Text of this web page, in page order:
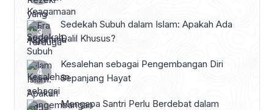
Sedekah Subuh dalam Islam: Apakah Ada
Dalil Khusus?
Kesalehan sebagai Pengembangan Diri
Sepanjang Hayat
Mengapa Santri Perlu Berdebat dalam